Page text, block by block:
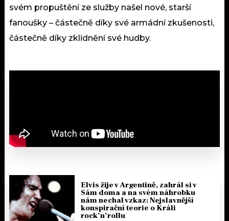
svém propuštění ze služby našel nové, starší
fanoušky – částečně díky své armádní zkušenosti,
částečně díky zklidnění své hudby.
Elvis žije v Argentině, zahrál si v
Sám doma a na svém náhrobku
nám nechal vzkaz: Nejslavnější
konspirační teorie o Králi
rock’n’rollu